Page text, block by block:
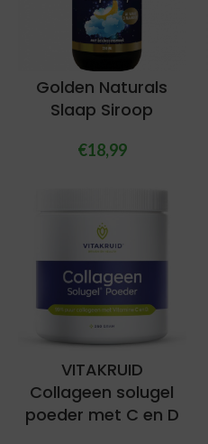
Golden Naturals
Slaap Siroop
€18,99
VITAKRUID
Collageen solugel
poeder met C en D